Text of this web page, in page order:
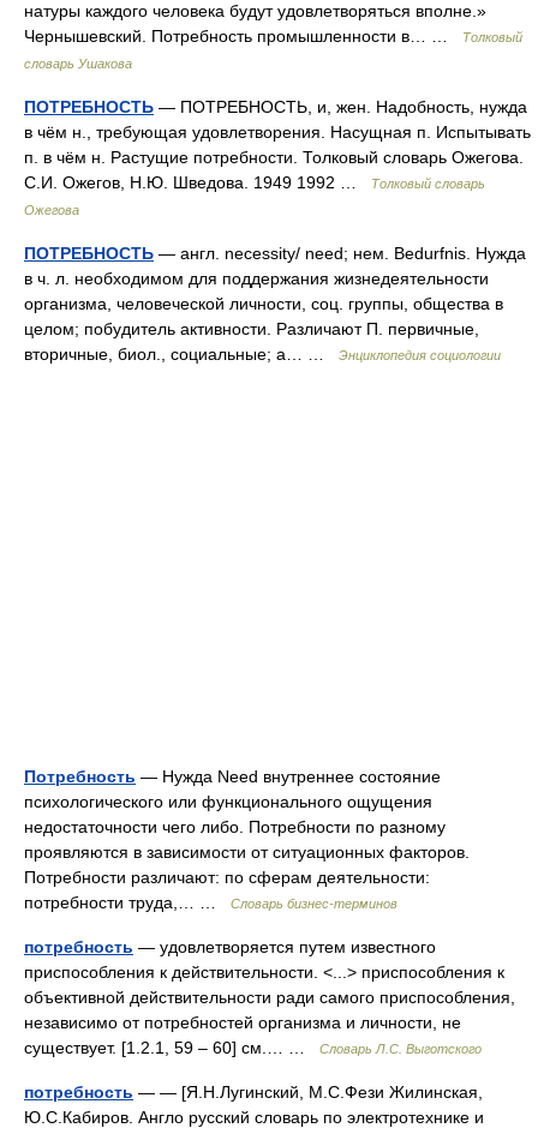
натуры каждого человека будут удовлетворяться вполне.»
Чернышевский. Потребность промышленности в… …
Толковый
словарь Ушакова
ПОТРЕБНОСТЬ — ПОТРЕБНОСТЬ, и, жен. Надобность, нужда
в чём н., требующая удовлетворения. Насущная п. Испытывать
п. в чём н. Растущие потребности. Толковый словарь Ожегова.
С.И. Ожегов, Н.Ю. Шведова. 1949 1992 …
Толковый словарь
Ожегова
ПОТРЕБНОСТЬ — англ. necessity/ need; нем. Bedurfnis. Нужда
в ч. л. необходимом для поддержания жизнедеятельности
организма, человеческой личности, соц. группы, общества в
целом; побудитель активности. Различают П. первичные,
вторичные, биол., социальные; а… …
Энциклопедия социологии
Потребность — Нужда Need внутреннее состояние
психологического или функционального ощущения
недостаточности чего либо. Потребности по разному
проявляются в зависимости от ситуационных факторов.
Потребности различают: по сферам деятельности:
потребности труда,… …
Словарь бизнес-терминов
потребность — удовлетворяется путем известного
приспособления к действительности. <...> приспособления к
объективной действительности ради самого приспособления,
независимо от потребностей организма и личности, не
существует. [1.2.1, 59 – 60] см.… …
Словарь Л.С. Выготского
потребность — — [Я.Н.Лугинский, М.С.Фези Жилинская,
Ю.С.Кабиров. Англо русский словарь по электротехнике и